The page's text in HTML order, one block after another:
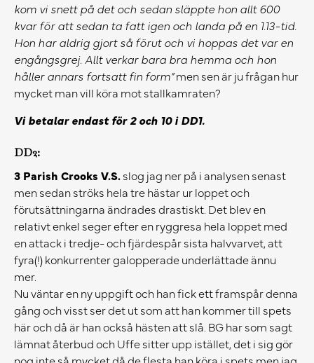
kom vi snett på det och sedan släppte hon allt 600
kvar för att sedan ta fatt igen och landa på en 1.13-tid.
Hon har aldrig gjort så förut och vi hoppas det var en
engångsgrej. Allt verkar bara bra hemma och hon
håller annars fortsatt fin form”men sen är ju frågan hur
mycket man vill köra mot stallkamraten?
Vi betalar endast för 2 och 10 i DD1.
DD2:
3 Parish Crooks V.S.slog jag ner på i analysen senast
men sedan ströks hela tre hästar ur loppet och
förutsättningarna ändrades drastiskt. Det blev en
relativt enkel seger efter en ryggresa hela loppet med
en attack i tredje- och fjärdespår sista halvvarvet, att
fyra(!) konkurrenter galopperade underlättade ännu
mer.
Nu väntar en ny uppgift och han fick ett framspår denna
gång och visst ser det ut som att han kommer till spets
här och då är han också hästen att slå. BG har som sagt
lämnat återbud och Uffe sitter upp istället, det i sig gör